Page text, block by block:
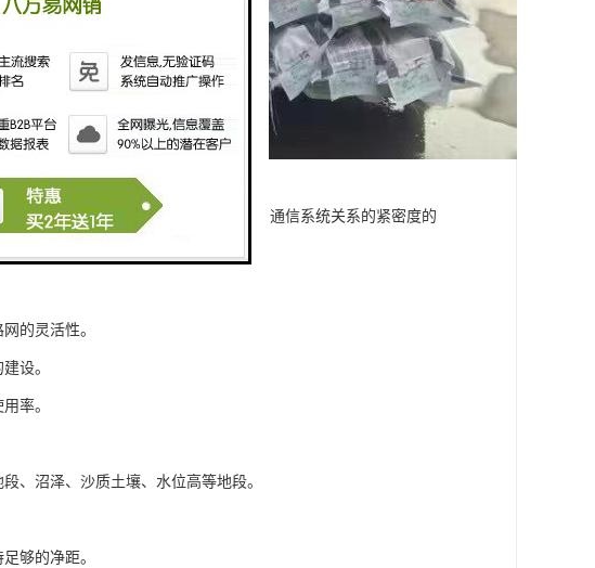
通信资源的认识水平的提高以及人和通信系统关系的紧密度的
的灵活性。
设。
率。
、沼泽、沙质土壤、水位高等地段。
够的净距。